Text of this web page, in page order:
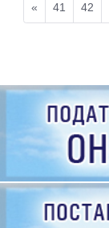
« 41 42